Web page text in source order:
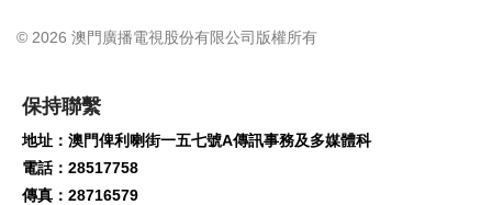
© 2026 澳門廣播電視股份有限公司版權所有
保持聯繫
地址：澳門俾利喇街一五七號A傳訊事務及多媒體科
電話：28517758
傳真：28716579